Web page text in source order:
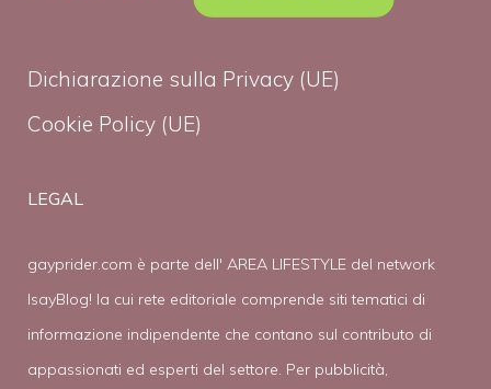
Dichiarazione sulla Privacy (UE)
Cookie Policy (UE)
LEGAL
gayprider.com è parte dell' AREA LIFESTYLE del network
IsayBlog! la cui rete editoriale comprende siti tematici di
informazione indipendente che contano sul contributo di
appassionati ed esperti del settore. Per pubblicità,